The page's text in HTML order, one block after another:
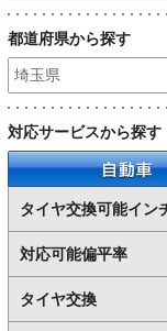
都道府県から探す
対応サービスから探す
タイヤ交換可能イン
対応可能偏平率
タイヤ交換